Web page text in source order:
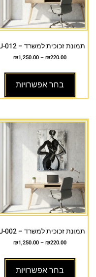
תמונת זכוכית למשרד – AU-012
₪220.00
–
₪1,250.00
בחר אפשרויות
תמונת זכוכית למשרד – AU-002
₪220.00
–
₪1,250.00
בחר אפשרויות